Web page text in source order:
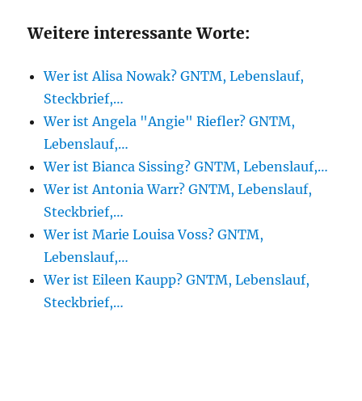
Weitere interessante Worte:
Wer ist Alisa Nowak? GNTM, Lebenslauf,
Steckbrief,…
Wer ist Angela "Angie" Riefler? GNTM,
Lebenslauf,…
Wer ist Bianca Sissing? GNTM, Lebenslauf,…
Wer ist Antonia Warr? GNTM, Lebenslauf,
Steckbrief,…
Wer ist Marie Louisa Voss? GNTM,
Lebenslauf,…
Wer ist Eileen Kaupp? GNTM, Lebenslauf,
Steckbrief,…